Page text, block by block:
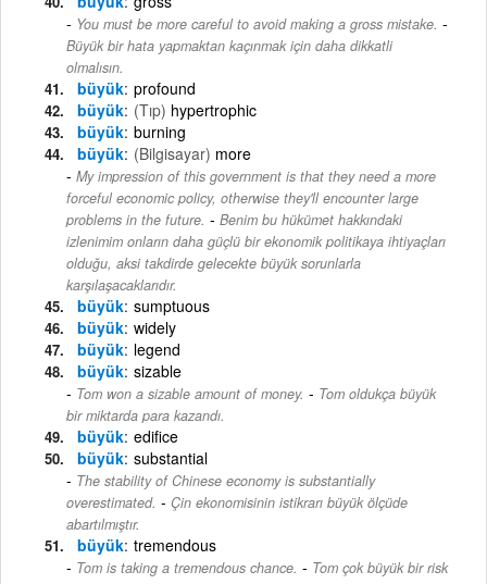
You must be more careful to avoid making a gross mistake. -
Büyük bir hata yapmaktan kaçınmak için daha dikkatli
olmalısın.
büyük profound
büyük (Tıp) hypertrophic
büyük burning
büyük (Bilgisayar) more
My impression of this government is that they need a more
forceful economic policy, otherwise they'll encounter large
problems in the future. - Benim bu hükümet hakkındaki
izlenimim onların daha güçlü bir ekonomik politikaya ihtiyaçları
olduğu, aksi takdirde gelecekte büyük sorunlarla
karşılaşacaklarıdır.
büyük sumptuous
büyük widely
büyük legend
büyük sizable
Tom won a sizable amount of money. - Tom oldukça büyük
bir miktarda para kazandı.
büyük edifice
büyük substantial
The stability of Chinese economy is substantially
overestimated. - Çin ekonomisinin istikrarı büyük ölçüde
abartılmıştır.
büyük tremendous
Tom is taking a tremendous chance. - Tom çok büyük bir risk